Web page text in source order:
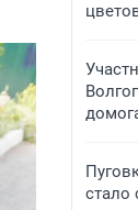
стало